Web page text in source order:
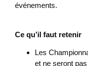
événements.
Ce qu’il faut retenir
Les
et ne seront pas